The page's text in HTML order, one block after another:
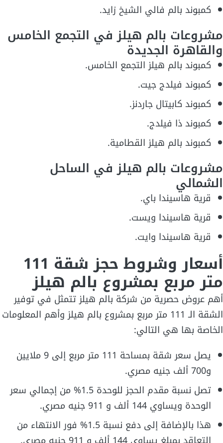
كمبوند بالم فالي الشيخ زايد.
مشروعات بالم هيلز في التجمع الخامس
والقاهرة الجديدة
كمبوند بالم هيلز التجمع الخامس.
كمبوند فيلدج جيت.
كمبوند كابيتال جاردنز.
كمبوند ذا فيلدج.
كمبوند بالم هيلز القطامية.
مشروعات بالم هيلز في الساحل
الشمالي
قرية هاسيندا باي.
قرية هاسيندا ويست.
قرية هاسيندا وايت.
أسعار وشروط حجز شقة 111
متر مربع بمشروع بالم هيلز
أهم عروض حصرية من شركة بالم هيلز تتمثل في توفير
الشقة الـ 111 متر مربع بمشروع بالم هيلز وأهم المعلومات
الخاصة بها هي التالي:
يصل سعر شقة بمساحة 111 متر مربع إلى 9 ملايين
و700 ألف جنيه مصري.
تصل نسبة مقدم الحجز للوحدة 1.5% من إجمالي سعر
الوحدة ويساوي 144 ألف و 911 جنيه مصري.
هذا بالإضافة إلى دفع نسبة 1.5% فور الانتهاء من